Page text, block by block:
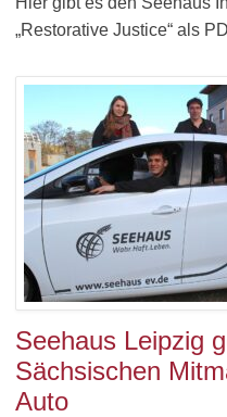
„Restorative Justice“ als
Seehaus Leipzig
Sächsischen
Auto